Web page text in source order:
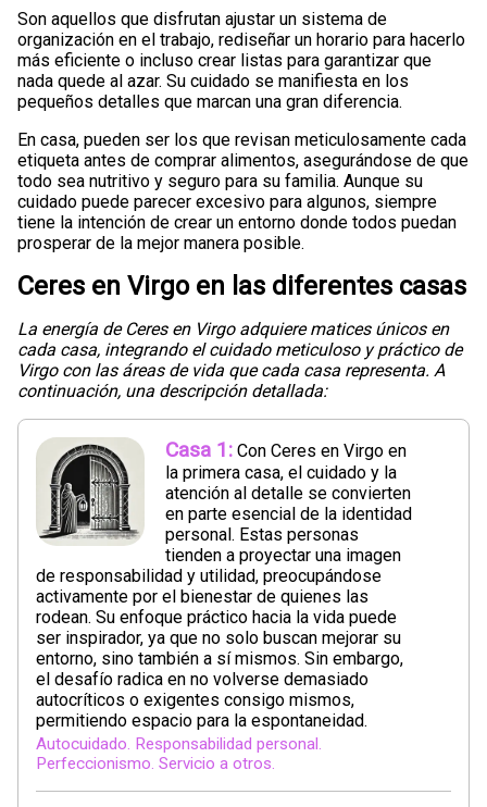
Son aquellos que disfrutan ajustar un sistema de
organización en el trabajo, rediseñar un horario para hacerlo
más eficiente o incluso crear listas para garantizar que
nada quede al azar. Su cuidado se manifiesta en los
pequeños detalles que marcan una gran diferencia.
En casa, pueden ser los que revisan meticulosamente cada
etiqueta antes de comprar alimentos, asegurándose de que
todo sea nutritivo y seguro para su familia. Aunque su
cuidado puede parecer excesivo para algunos, siempre
tiene la intención de crear un entorno donde todos puedan
prosperar de la mejor manera posible.
Ceres en Virgo en las diferentes casas
La energía de Ceres en Virgo adquiere matices únicos en
cada casa, integrando el cuidado meticuloso y práctico de
Virgo con las áreas de vida que cada casa representa. A
continuación, una descripción detallada:
Casa 1: Con Ceres en Virgo en
la primera casa, el cuidado y la
atención al detalle se convierten
en parte esencial de la identidad
personal. Estas personas
tienden a proyectar una imagen
de responsabilidad y utilidad, preocupándose
activamente por el bienestar de quienes las
rodean. Su enfoque práctico hacia la vida puede
ser inspirador, ya que no solo buscan mejorar su
entorno, sino también a sí mismos. Sin embargo,
el desafío radica en no volverse demasiado
autocríticos o exigentes consigo mismos,
permitiendo espacio para la espontaneidad.
Autocuidado. Responsabilidad personal.
Perfeccionismo. Servicio a otros.